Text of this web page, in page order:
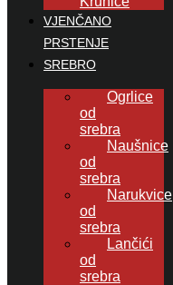
VJENČANO
PRSTENJE
SREBRO
Ogrlice
od
srebra
Naušnice
od
srebra
Narukvice
od
srebra
Lančići
od
srebra